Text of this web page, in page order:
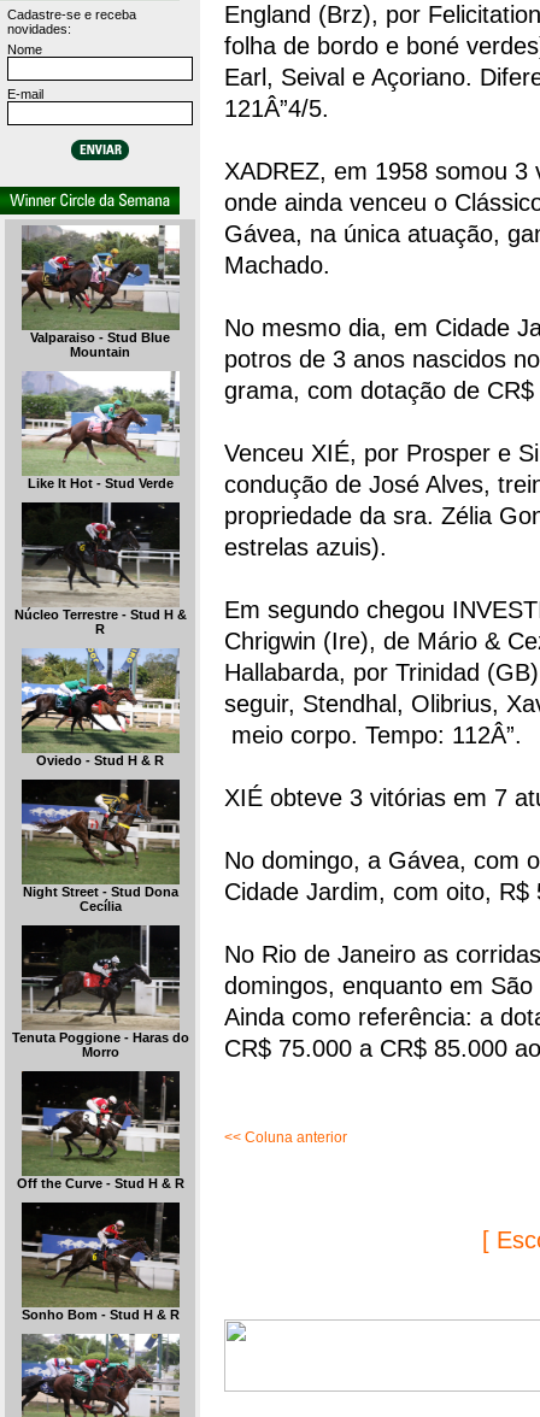
Cadastre-se e receba
novidades:
Nome
E-mail
Valparaiso - Stud Blue
Mountain
Like It Hot - Stud Verde
Núcleo Terrestre - Stud H &
R
Oviedo - Stud H & R
Night Street - Stud Dona
Cecília
Tenuta Poggione - Haras do
Morro
Off the Curve - Stud H & R
Sonho Bom - Stud H & R
England (Brz), por
folha de bordo e boné
Earl, Seival e Açoriano.
121Â”4/5.
XADREZ, em 1958 somou
onde ainda venceu o
Gávea, na única atuação,
Machado.
No mesmo dia, em Cidade
potros de 3 anos nascidos
grama, com dotação de
Venceu XIÉ, por Prosper e
condução de José Alves,
propriedade da sra. Zélia
estrelas azuis).
Em segundo chegou
Chrigwin (Ire), de Mário &
Hallabarda, por Trinidad
seguir, Stendhal, Olibrius,
meio corpo. Tempo: 112Â”.
XIÉ obteve 3 vitórias em 7
No domingo, a Gávea, com
Cidade Jardim, com oito, R$
No Rio de Janeiro as
domingos, enquanto em
Ainda como referência: a
CR$ 75.000 a CR$ 85.000
<< Coluna anterior
[